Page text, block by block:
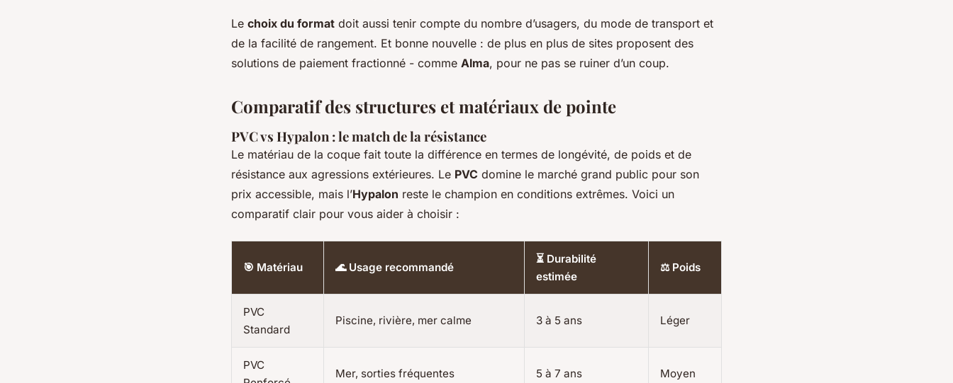
Le choix du format doit aussi tenir compte du nombre d’usagers, du mode de transport et
de la facilité de rangement. Et bonne nouvelle : de plus en plus de sites proposent des
solutions de paiement fractionné - comme Alma, pour ne pas se ruiner d’un coup.
Comparatif des structures et matériaux de pointe
PVC vs Hypalon : le match de la résistance
Le matériau de la coque fait toute la différence en termes de longévité, de poids et de
résistance aux agressions extérieures. Le PVC domine le marché grand public pour son
prix accessible, mais l’Hypalon reste le champion en conditions extrêmes. Voici un
comparatif clair pour vous aider à choisir :
🎯 Matériau 🌊 Usage recommandé
⏳ Durabilité
estimée
⚖️ Poids
PVC
Standard
Piscine, rivière, mer calme 3 à 5 ans Léger
PVC
Mer, sorties fréquentes 5 à 7 ans Moyen